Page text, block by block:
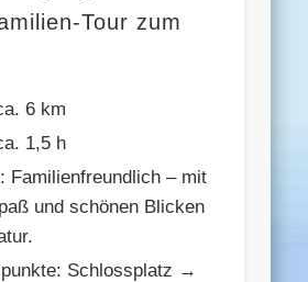
Tour zum
6 km
1,5 h
Familienfreundlich – mit
und schönen Blicken
Schlossplatz →